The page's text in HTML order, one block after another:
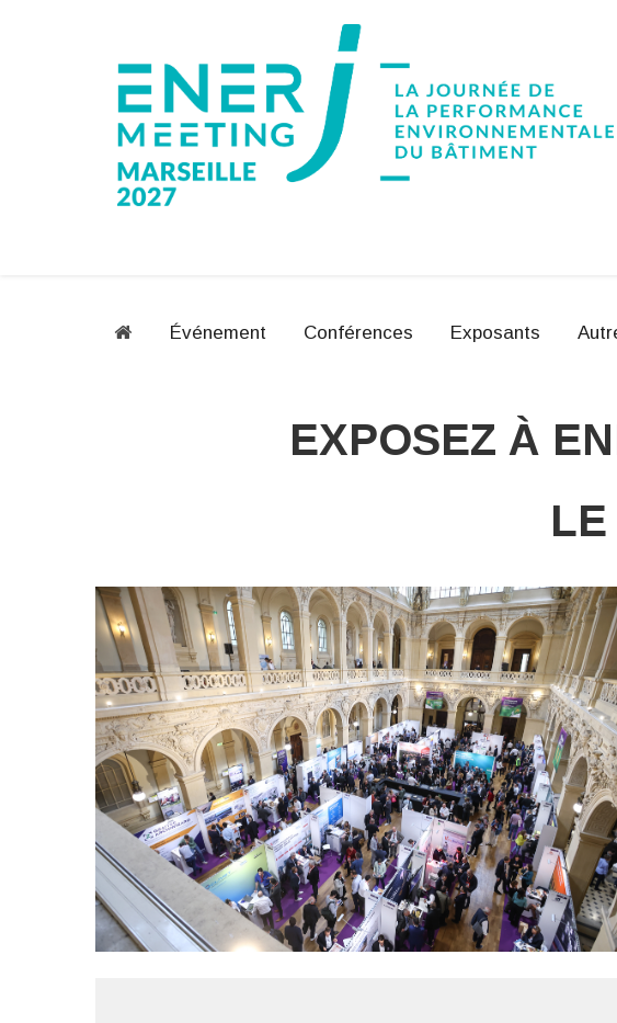
Événement Conférences Exposants
EXPOSEZ À
LE